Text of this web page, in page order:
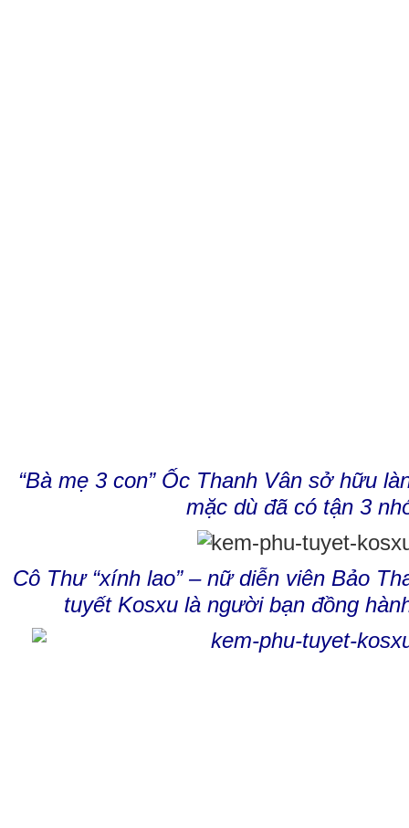
“Bà mẹ 3 con” Ốc Thanh Vân sở hữu
mặc dù đã có tận 3
Cô Thư “xính lao” – nữ diễn viên Bảo
tuyết Kosxu là người bạn đồng